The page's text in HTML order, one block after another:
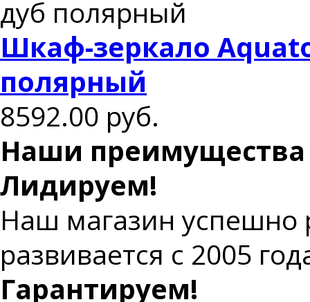
Шкаф-зеркало
полярный
8592.00 руб.
Наши преимущества
Лидируем!
Наш магазин успешно
развивается с 2005
Гарантируем!